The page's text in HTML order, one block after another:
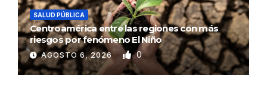
SALUD PÚBLICA
Centroamérica entre las regiones con más
riesgos por fenómeno El Niño
AGOSTO 6, 2026 0